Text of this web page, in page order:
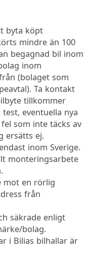
byta köpt
mindre än 100
begagnad bil inom
inom
(bolaget som
Ta kontakt
tillkommer
eventuella nya
som inte täcks av
ersätts ej.
inom Sverige.
monteringsarbete
mot en rörlig
från
säkrade enligt
bolag.
i Bilias bilhallar är